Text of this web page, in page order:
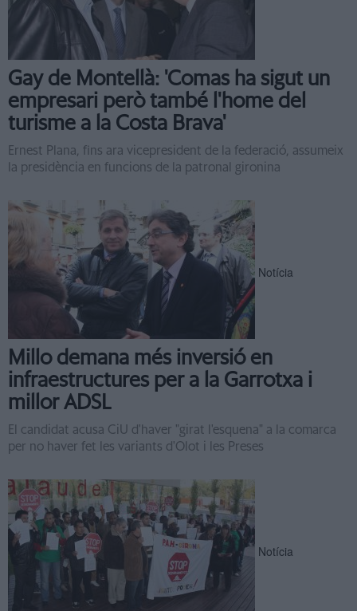
Gay de Montellà: 'Comas ha sigut un
empresari però també l'home del
turisme a la Costa Brava'
Ernest Plana, fins ara vicepresident de la federació, assumeix
la presidència en funcions de la patronal gironina
Notícia
Millo demana més inversió en
infraestructures per a la Garrotxa i
millor ADSL
El candidat acusa CiU d'haver "girat l'esquena" a la comarca
per no haver fet les variants d'Olot i les Preses
Notícia